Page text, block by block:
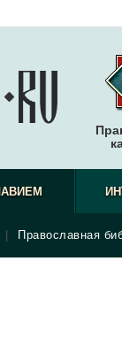
Православная